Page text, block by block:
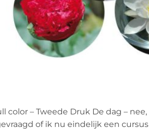
color – Tweede Druk De dag –
of ik nu eindelijk een